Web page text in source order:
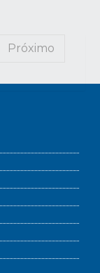
Próximo